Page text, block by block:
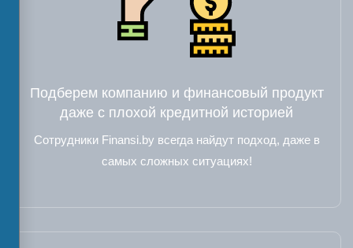
Подберем компанию и финансовый продукт
даже с плохой кредитной историей
Сотрудники Finansi.by всегда найдут подход, даже в
самых сложных ситуациях!